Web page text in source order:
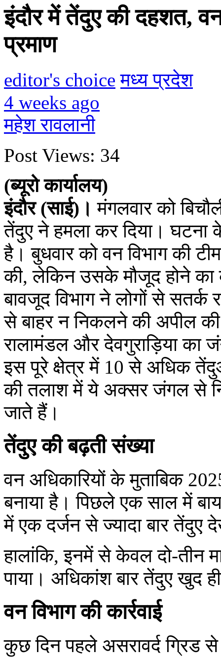
इंदौर में तेंदुए की दहशत, वन
प्रमाण
editor's choice मध्य प्रदेश
4 weeks ago
महेश रावलानी
Post Views: 34
(ब्यूरो कार्यालय)
इंदौर (साई)। मंगलवार को
तेंदुए ने हमला कर दिया। घटना
है। बुधवार को वन विभाग की
की, लेकिन उसके मौजूद होने का
बावजूद विभाग ने लोगों से
से बाहर न निकलने की अपील
रालामंडल और देवगुराड़िया
इस पूरे क्षेत्र में 10 से अधिक
की तलाश में ये अक्सर जंगल से
जाते हैं।
तेंदुए की बढ़ती संख्या
वन अधिकारियों के मुताबिक
बनाया है। पिछले एक साल में
में एक दर्जन से ज्यादा बार
हालांकि, इनमें से केवल दो-तीन
पाया। अधिकांश बार तेंदुए खुद
वन विभाग की कार्रवाई
कुछ दिन पहले असरावर्द ग्रिड